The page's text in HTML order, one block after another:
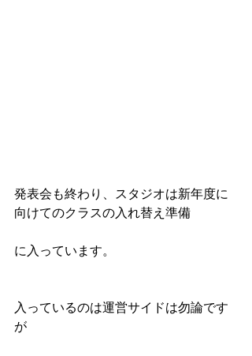
発表会も終わり、スタジオは新年度に
向けてのクラスの入れ替え準備
に入っています。
入っているのは運営サイドは勿論です
が